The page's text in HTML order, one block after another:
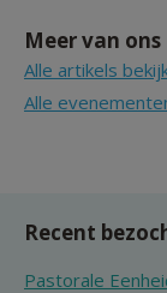
Meer van ons
Alle artikels
Alle
Recent
Pastorale